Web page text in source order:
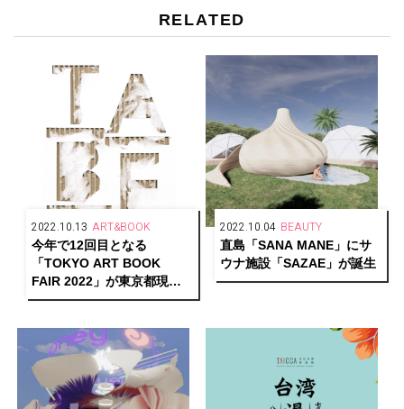
RELATED
2022.10.13 ART&BOOK
今年で12回目となる
「TOKYO ART BOOK
FAIR 2022」が東京都現代
美術館で開催！
2022.10.04 BEAUTY
直島「SANA MANE」にサ
ウナ施設「SAZAE」が誕生